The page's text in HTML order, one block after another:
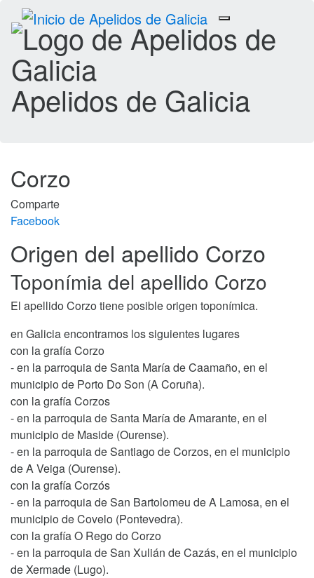
Toggle
navigation
Apelidos de Galicia
Corzo
Comparte
Facebook
Origen del apellido Corzo
Toponímia del apellido Corzo
El apellido Corzo tiene posible origen toponímica.
en Galicia encontramos los siguientes lugares
con la grafía Corzo
- en la parroquia de Santa María de Caamaño, en el
municipio de Porto Do Son (A Coruña).
con la grafía Corzos
- en la parroquia de Santa María de Amarante, en el
municipio de Maside (Ourense).
- en la parroquia de Santiago de Corzos, en el municipio
de A Veiga (Ourense).
con la grafía Corzós
- en la parroquia de San Bartolomeu de A Lamosa, en el
municipio de Covelo (Pontevedra).
con la grafía O Rego do Corzo
- en la parroquia de San Xulián de Cazás, en el municipio
de Xermade (Lugo).